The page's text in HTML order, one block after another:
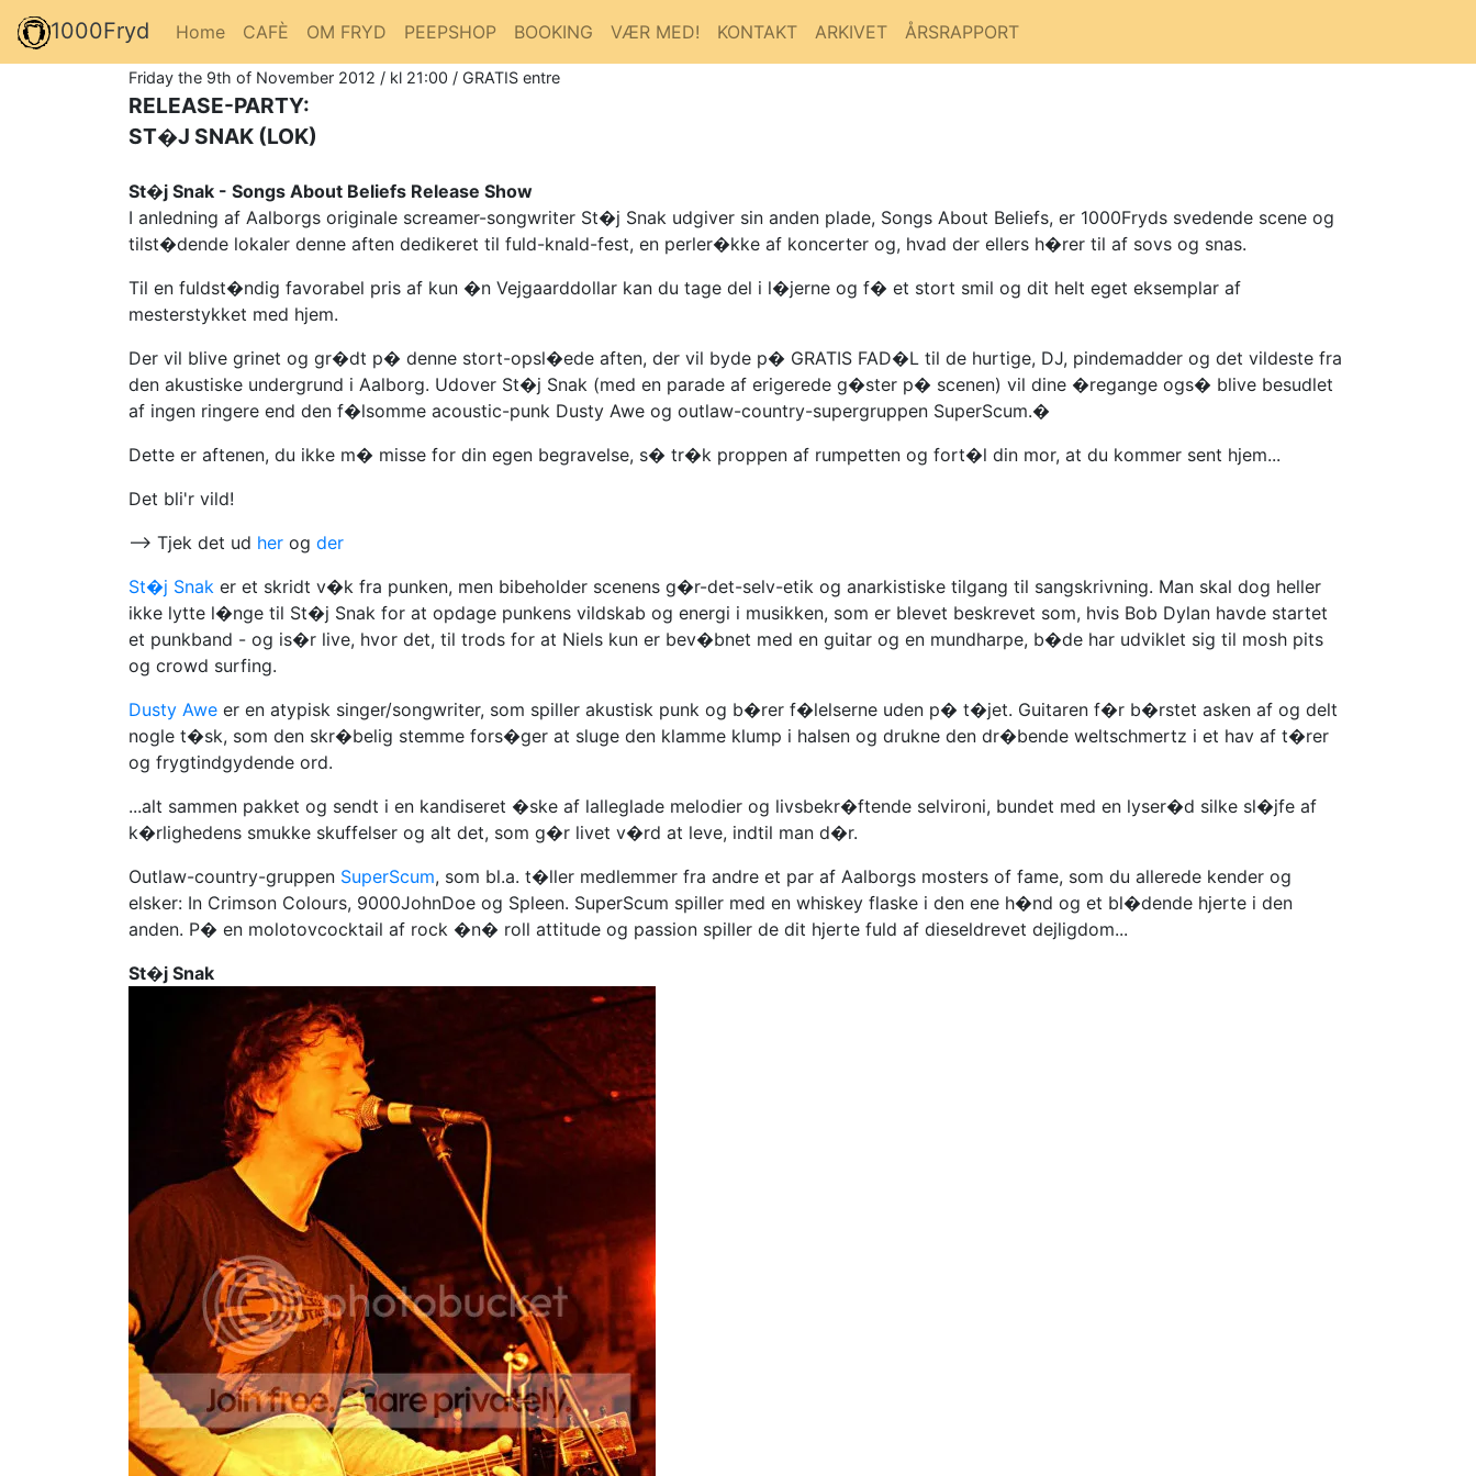
1000Fryd Home CAFÈ OM FRYD PEEPSHOP BOOKING VÆR MED! KONTAKT ARKIVET ÅRSRAPPORT
Friday the 9th of November 2012 / kl 21:00 / GRATIS entre
RELEASE-PARTY:
ST�J SNAK (LOK)
St�j Snak - Songs About Beliefs Release Show
I anledning af Aalborgs originale screamer-songwriter St�j Snak udgiver sin anden plade, Songs About Beliefs, er 1000Fryds svedende scene og
tilst�dende lokaler denne aften dedikeret til fuld-knald-fest, en perler�kke af koncerter og, hvad der ellers h�rer til af sovs og snas.
Til en fuldst�ndig favorabel pris af kun �n Vejgaarddollar kan du tage del i l�jerne og f� et stort smil og dit helt eget eksemplar af
mesterstykket med hjem.
Der vil blive grinet og gr�dt p� denne stort-opsl�ede aften, der vil byde p� GRATIS FAD�L til de hurtige, DJ, pindemadder og det vildeste fra
den akustiske undergrund i Aalborg. Udover St�j Snak (med en parade af erigerede g�ster p� scenen) vil dine �regange ogs� blive besudlet
af ingen ringere end den f�lsomme acoustic-punk Dusty Awe og outlaw-country-supergruppen SuperScum.�
Dette er aftenen, du ikke m� misse for din egen begravelse, s� tr�k proppen af rumpetten og fort�l din mor, at du kommer sent hjem...
Det bli'r vild!
--> Tjek det ud her og der
St�j Snak er et skridt v�k fra punken, men bibeholder scenens g�r-det-selv-etik og anarkistiske tilgang til sangskrivning. Man skal dog heller
ikke lytte l�nge til St�j Snak for at opdage punkens vildskab og energi i musikken, som er blevet beskrevet som, hvis Bob Dylan havde startet
et punkband - og is�r live, hvor det, til trods for at Niels kun er bev�bnet med en guitar og en mundharpe, b�de har udviklet sig til mosh pits
og crowd surfing.
Dusty Awe er en atypisk singer/songwriter, som spiller akustisk punk og b�rer f�lelserne uden p� t�jet. Guitaren f�r b�rstet asken af og delt
nogle t�sk, som den skr�belig stemme fors�ger at sluge den klamme klump i halsen og drukne den dr�bende weltschmertz i et hav af t�rer
og frygtindgydende ord.
...alt sammen pakket og sendt i en kandiseret �ske af lalleglade melodier og livsbekr�ftende selvironi, bundet med en lyser�d silke sl�jfe af
k�rlighedens smukke skuffelser og alt det, som g�r livet v�rd at leve, indtil man d�r.
Outlaw-country-gruppen SuperScum, som bl.a. t�ller medlemmer fra andre et par af Aalborgs mosters of fame, som du allerede kender og
elsker: In Crimson Colours, 9000JohnDoe og Spleen. SuperScum spiller med en whiskey flaske i den ene h�nd og et bl�dende hjerte i den
anden. P� en molotovcocktail af rock �n� roll attitude og passion spiller de dit hjerte fuld af dieseldrevet dejligdom...
St�j Snak